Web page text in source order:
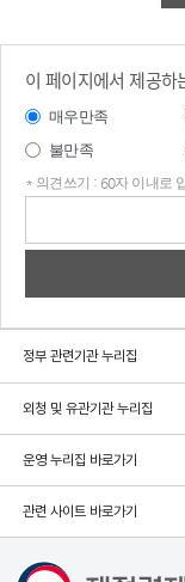
이 페이지에서 제공하
매우만족
불만족
* 의견쓰기 : 60자 이내로
정부 관련기관 누리집
외청 및 유관기관 누리집
운영 누리집 바로가기
관련 사이트 바로가기